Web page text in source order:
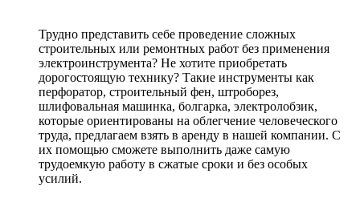
Трудно представить себе проведение сложных
строительных или ремонтных работ без применения
электроинструмента? Не хотите приобретать
дорогостоящую технику? Такие инструменты как
перфоратор, строительный фен, штроборез,
шлифовальная машинка, болгарка, электролобзик,
которые ориентированы на облегчение человеческого
труда, предлагаем взять в аренду в нашей компании. С
их помощью сможете выполнить даже самую
трудоемкую работу в сжатые сроки и без особых
усилий.